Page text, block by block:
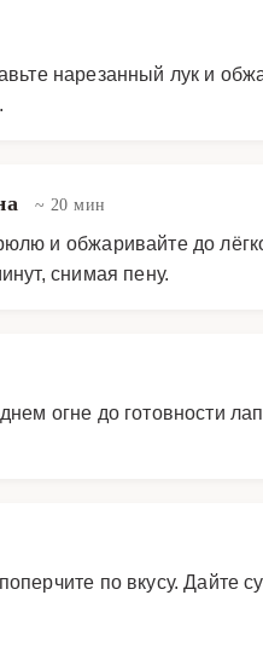
нарезанный лук и
~ 20 мин
и обжаривайте до
снимая пену.
огне до готовности
по вкусу. Дайте